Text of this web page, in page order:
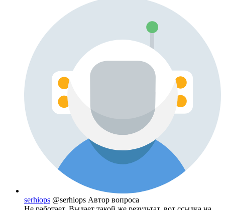
serhiops @serhiops Автор вопроса